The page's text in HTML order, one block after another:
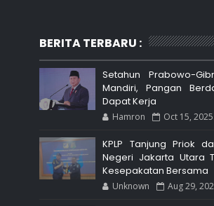
BERITA TERBARU :
Setahun Prabowo-
Mandiri, Pangan
Dapat Kerja
Hamron Oct 15, 2025
KPLP Tanjung Priok
Negeri Jakarta Utara
Kesepakatan Bersama
Unknown Aug 29,